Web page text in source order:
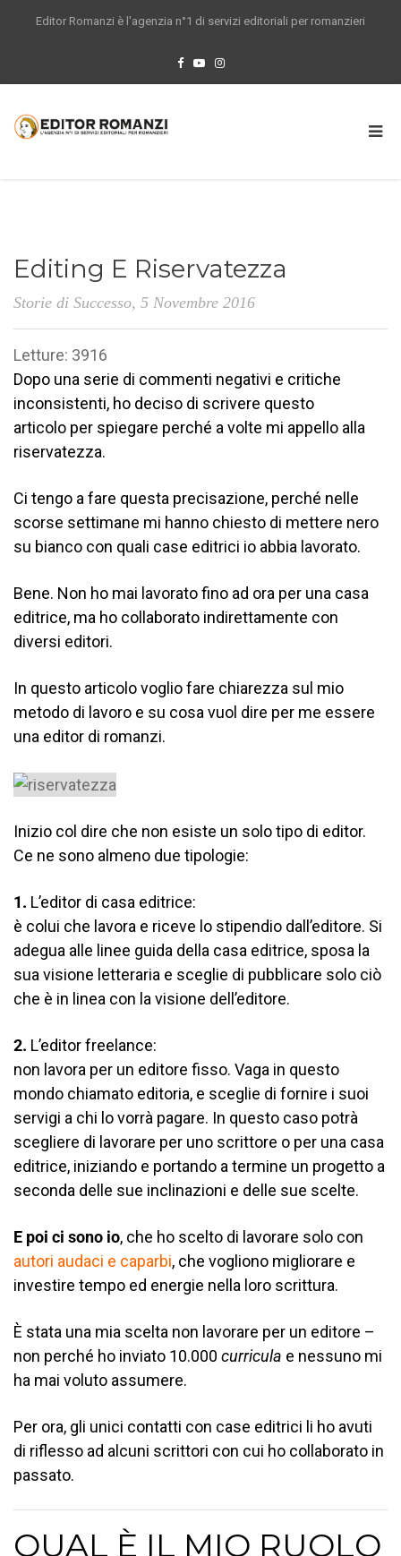
Editor Romanzi è l'agenzia n°1 di servizi editoriali per romanzieri
Editing E Riservatezza
Storie di Successo, 5 Novembre 2016
Letture: 3916
Dopo una serie di commenti negativi e critiche
inconsistenti, ho deciso di scrivere questo
articolo per spiegare perché a volte mi appello alla
riservatezza.
Ci tengo a fare questa precisazione, perché nelle
scorse settimane mi hanno chiesto di mettere nero
su bianco con quali case editrici io abbia lavorato.
Bene. Non ho mai lavorato fino ad ora per una casa
editrice, ma ho collaborato indirettamente con
diversi editori.
In questo articolo voglio fare chiarezza sul mio
metodo di lavoro e su cosa vuol dire per me essere
una editor di romanzi.
Inizio col dire che non esiste un solo tipo di editor.
Ce ne sono almeno due tipologie:
1. L’editor di casa editrice:
è colui che lavora e riceve lo stipendio dall’editore. Si
adegua alle linee guida della casa editrice, sposa la
sua visione letteraria e sceglie di pubblicare solo ciò
che è in linea con la visione dell’editore.
2. L’editor freelance:
non lavora per un editore fisso. Vaga in questo
mondo chiamato editoria, e sceglie di fornire i suoi
servigi a chi lo vorrà pagare. In questo caso potrà
scegliere di lavorare per uno scrittore o per una casa
editrice, iniziando e portando a termine un progetto a
seconda delle sue inclinazioni e delle sue scelte.
E poi ci sono io, che ho scelto di lavorare solo con
autori audaci e caparbi, che vogliono migliorare e
investire tempo ed energie nella loro scrittura.
È stata una mia scelta non lavorare per un editore –
non perché ho inviato 10.000 curricula e nessuno mi
ha mai voluto assumere.
Per ora, gli unici contatti con case editrici li ho avuti
di riflesso ad alcuni scrittori con cui ho collaborato in
passato.
QUAL È IL MIO RUOLO